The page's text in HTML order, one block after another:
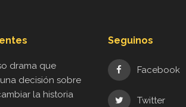
drama que
decisión sobre
la historia
Seguinos
Facebook
Twitter